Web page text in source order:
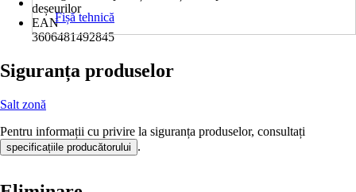
deșeurilor
EAN
3606481492845
Fișă tehnică
Siguranța produselor
Salt zonă
Pentru informații cu privire la siguranța produselor, consultați
specificațiile producătorului .